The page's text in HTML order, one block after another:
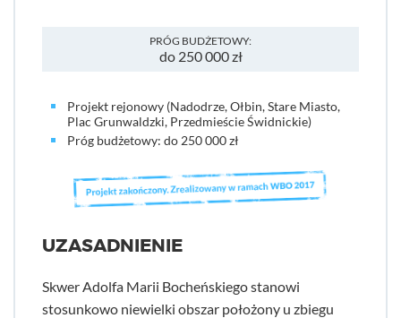
PRÓG BUDŻETOWY:
do 250 000 zł
Projekt rejonowy (Nadodrze, Ołbin, Stare Miasto,
Plac Grunwaldzki, Przedmieście Świdnickie)
Próg budżetowy: do 250 000 zł
UZASADNIENIE
Skwer Adolfa Marii Bocheńskiego stanowi
stosunkowo niewielki obszar położony u zbiegu